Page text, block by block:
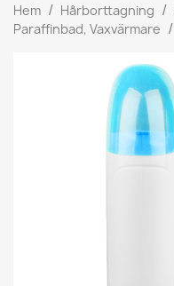
Hem Hårborttagning
Paraffinbad, Vaxvärmare